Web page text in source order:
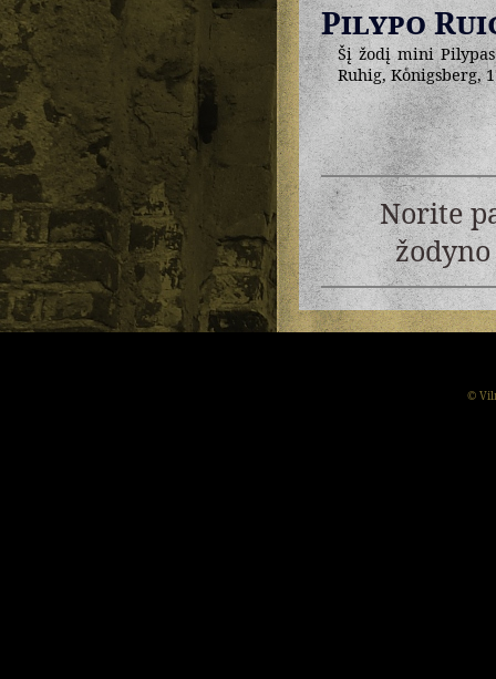
Pilypo
Šį žodį mini
Ruhig, Koͤnigsberg,
Norite
©